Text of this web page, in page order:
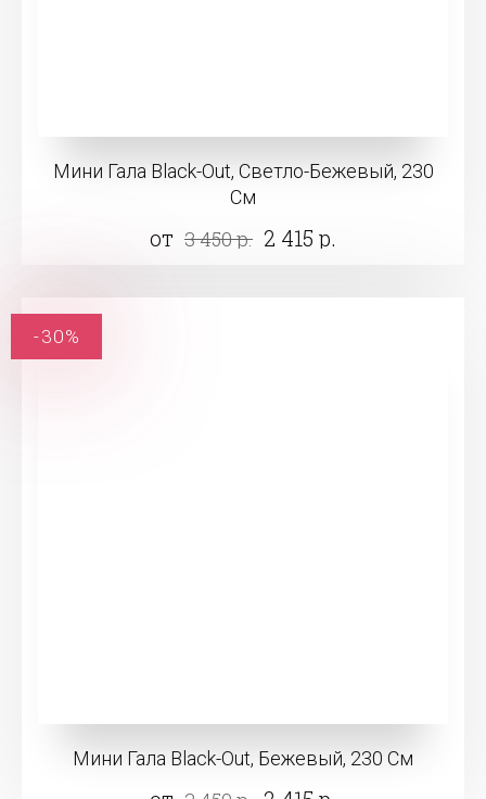
Мини Гала Black-Out, Светло-Бежевый, 230
См
от 3 450 р. 2 415 р.
Мини Гала Black-Out, Бежевый, 230 См
-30%